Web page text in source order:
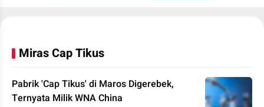
Miras Cap Tikus
Pabrik 'Cap Tikus' di Maros Digerebek,
Ternyata Milik WNA China